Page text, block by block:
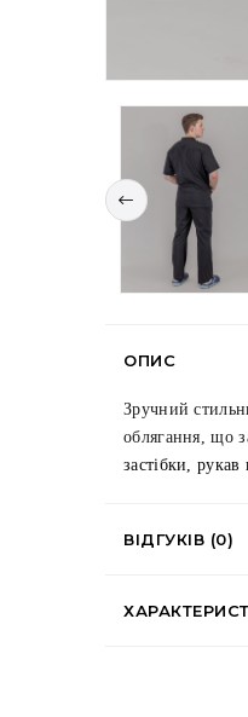
ОПИС
Зручний
облягання, що
застібки,
ВІДГУКІВ (0)